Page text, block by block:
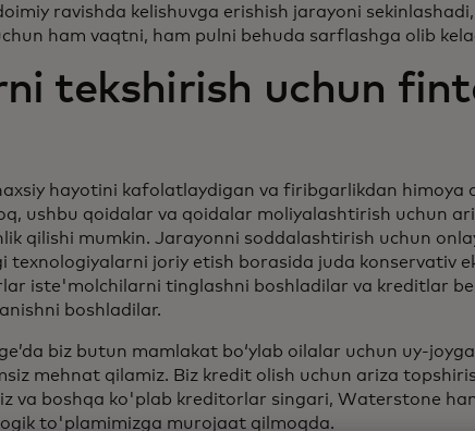
ravishda kelishuvga erishish jarayoni
ham vaqtni, ham pulni behuda sarflashga olib
tekshirish uchun
hayotini kafolatlaydigan va firibgarlikdan himoya
ushbu qoidalar va qoidalar moliyalashtirish uchun
qilishi mumkin. Jarayonni soddalashtirish uchun
texnologiyalarni joriy etish borasida juda konservativ
iste'molchilarni tinglashni boshladilar va kreditlar
boshladilar.
biz butun mamlakat bo‘ylab oilalar uchun uy-
mehnat qilamiz. Biz kredit olish uchun ariza
va boshqa ko'plab kreditorlar singari, Waterstone
to'plamimizga murojaat qilmoqda.